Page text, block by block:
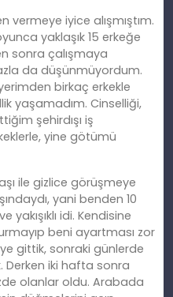
vermeye iyice alışmıştım.
yaklaşık 15 erkeğe
sonra çalışmaya
da düşünmüyordum.
birkaç erkekle
yaşamadım. Cinselliği,
şehirdışı iş
yine götümü
ile gizlice görüşmeye
yani benden 10
yakışıklı idi. Kendisine
beni ayartması zor
gittik, sonraki günlerde
Derken iki hafta sonra
olanlar oldu. Arabada